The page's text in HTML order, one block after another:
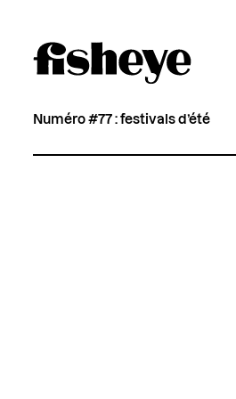
Numéro #77 : festivals d’été